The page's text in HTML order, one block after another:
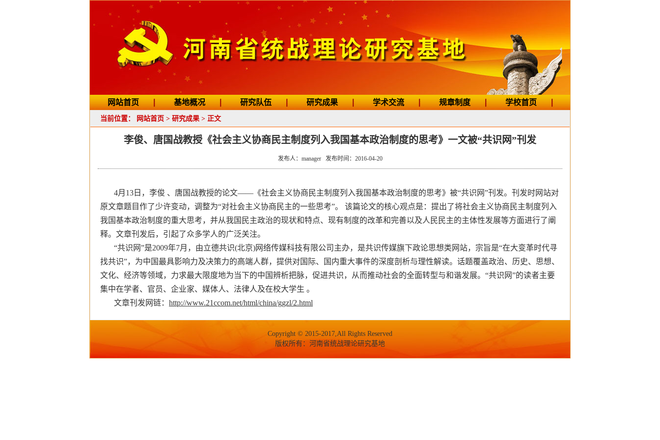
网站首页 基地概况 研究队伍 研究成果 学术交流 规章制度 学校首页
当前位置： 网站首页 > 研究成果 > 正文
李俊、唐国战教授《社会主义协商民主制度列入我国基本政治制度的思考》一文被“共识网”刊发
发布人：manager 发布时间：2016-04-20
4月13日，李俊 、唐国战教授的论文—— 《社会主义协商民主制度列入我国基本政治制度的思考》被“共识网”刊发。刊发时网站对
原文章题目作了少许变动，调整为“对社会主义协商民主的一些思考”。
该篇论文的核心观点是：提出了将社会主义协商民主制度列入
我国基本政治制度的重大思考，并从我国民主政治的现状和特点、现有制度的改革和完善以及人民民主的主体性发展等方面进行了阐
释。文章刊发后，引起了众多学人的广泛关注。
“共识网”是2009年7月，由立德共识(北京)网络传媒科技有限公司主办，是共识传媒旗下政论思想类网站，宗旨是“在大变革时代寻
找共识”，为中国最具影响力及决策力的高端人群，提供对国际、国内重大事件的深度剖析与理性解读。话题覆盖政治、历史、思想、
文化、经济等领域，力求最大限度地为当下的中国辨析把脉，促进共识，从而推动社会的全面转型与和谐发展。“共识网”的读者主要
集中在学者、官员、企业家、媒体人、法律人及在校大学生 。
文章刊发网链： http://www.21ccom.net/html/china/ggzl/2.html
Copyright © 2015-2017,All Rights Reserved
版权所有：河南省统战理论研究基地